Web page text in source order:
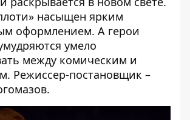
насыщен ярким
оформлением. А герои
умело
между комическим и
Режиссер-постановщик –